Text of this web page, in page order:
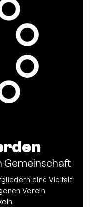
Gemeinschaft
eine Vielfalt
Verein